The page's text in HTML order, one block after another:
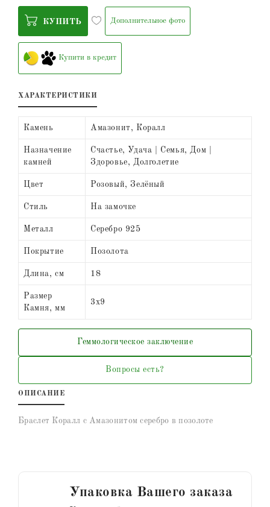
КУПИТЬ Дополнительное фото
Купити в кредит
ХАРАКТЕРИСТИКИ
Камень Амазонит, Коралл
Назначение
камней
Счастье, Удача | Семья, Дом |
Здоровье, Долголетие
Цвет Розовый, Зелёный
Стиль На замочке
Металл Серебро 925
Покрытие Позолота
Длина, см 18
Размер
Камня, мм
3х9
Геммологическое заключение
Вопросы есть?
ОПИСАНИЕ
Браслет Коралл с Амазонитом серебро в позолоте
Упаковка Вашего заказа